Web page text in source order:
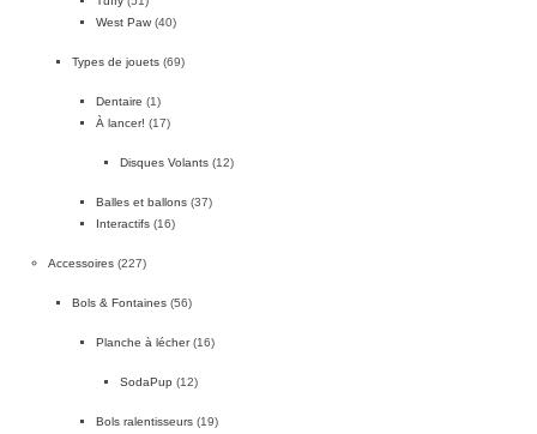
West Paw (40)
Types de jouets (69)
Dentaire (1)
À lancer! (17)
Disques Volants (12)
Balles et ballons (37)
Interactifs (16)
Accessoires (227)
Bols & Fontaines (56)
Planche à lécher (16)
SodaPup (12)
Bols ralentisseurs (19)